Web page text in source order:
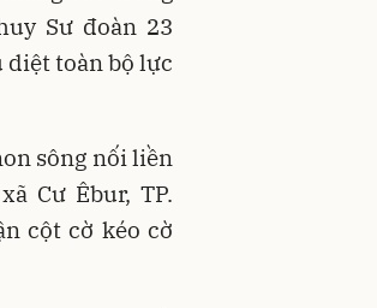
Sư đoàn 23
diệt toàn bộ lực
sông nối liền
Cư Êbur, TP.
cột cờ kéo cờ